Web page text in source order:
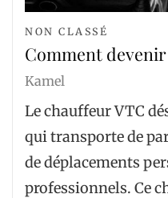
NON CLASSÉ
Comment
Kamel
Le chauffeur VTC
qui transporte de
de déplacements
professionnels. Ce